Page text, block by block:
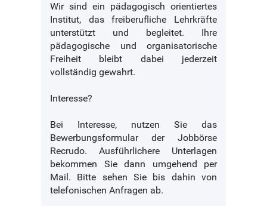
Wir sind ein pädagogisch orientiertes
Institut, das freiberufliche Lehrkräfte
unterstützt und begleitet. Ihre
pädagogische und organisatorische
Freiheit bleibt dabei jederzeit
vollständig gewahrt.
Interesse?
Bei Interesse, nutzen Sie das
Bewerbungsformular der Jobbörse
Recrudo. Ausführlichere Unterlagen
bekommen Sie dann umgehend per
Mail. Bitte sehen Sie bis dahin von
telefonischen Anfragen ab.